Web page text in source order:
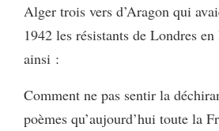
Alger trois vers d’Aragon qui
1942 les résistants de Londres
ainsi :
Comment ne pas sentir la
poèmes qu’aujourd’hui toute la